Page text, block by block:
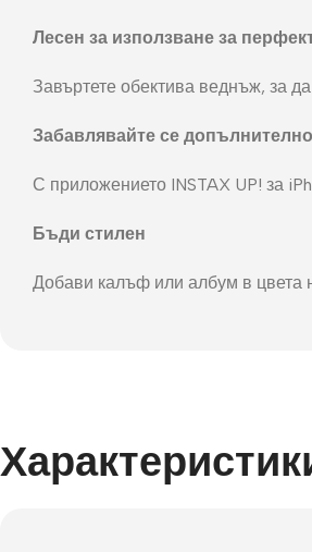
Лесен за използване за
Завъртете обектива веднъж, за
Забавлявайте се
С приложението INSTAX UP! за
Бъди стилен
Добави калъф или албум в цвета